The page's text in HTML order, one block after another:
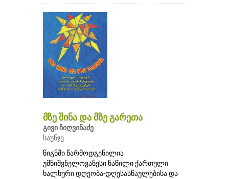
მზე შინა და მზე გარეთა
გივი ჩიღვინაძე
საუნჯე
წიგნში წარმოდგენილია
უმნიშვნელოვანესი ნაწილი ქართული
ხალხური დღეობა-დღესასწაულებისა და